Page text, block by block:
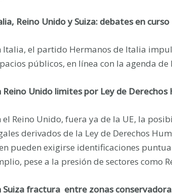
Reino Unido y Suiza: debates en curso
Italia, el partido Hermanos de Italia
públicos, en línea con la agenda
Reino Unido limites por Ley de Derechos
el Reino Unido, fuera ya de la UE, la
derivados de la Ley de Derechos
pueden exigirse identificaciones
pese a la presión de sectores como
Suiza fractura entre zonas